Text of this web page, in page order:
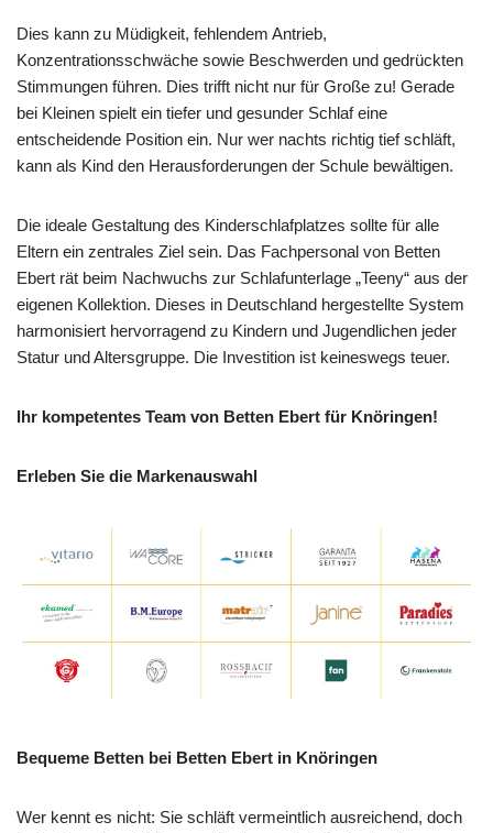
Dies kann zu Müdigkeit, fehlendem Antrieb,
Konzentrationsschwäche sowie Beschwerden und gedrückten
Stimmungen führen. Dies trifft nicht nur für Große zu! Gerade
bei Kleinen spielt ein tiefer und gesunder Schlaf eine
entscheidende Position ein. Nur wer nachts richtig tief schläft,
kann als Kind den Herausforderungen der Schule bewältigen.
Die ideale Gestaltung des Kinderschlafplatzes sollte für alle
Eltern ein zentrales Ziel sein. Das Fachpersonal von Betten
Ebert rät beim Nachwuchs zur Schlafunterlage „Teeny“ aus der
eigenen Kollektion. Dieses in Deutschland hergestellte System
harmonisiert hervorragend zu Kindern und Jugendlichen jeder
Statur und Altersgruppe. Die Investition ist keineswegs teuer.
Ihr kompetentes Team von Betten Ebert für Knöringen!
Erleben Sie die Markenauswahl
Bequeme Betten bei Betten Ebert in Knöringen
Wer kennt es nicht: Sie schläft vermeintlich ausreichend, doch